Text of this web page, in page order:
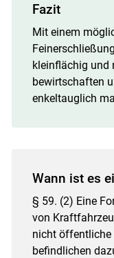
Fazit
Mit einem
kleinflächig und
bewirtschaften
enkeltauglich
Wann ist es
§ 59. (2) Eine
von
nicht öffentliche
befindlichen